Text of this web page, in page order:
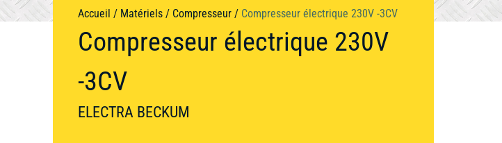
Compactage Compresseur
Élévateur à nacelle
Accueil / Matériels / Compresseur / Compresseur électrique 230V -3CV
Compresseur électrique 230V
-3CV
ELECTRA BECKUM